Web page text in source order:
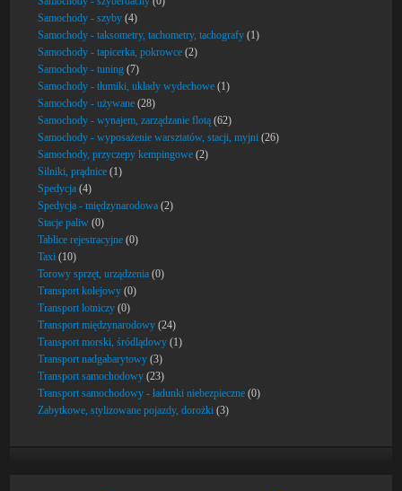
Samochody - szyby (4)
Samochody - taksometry, tachometry, tachografy (1)
Samochody - tapicerka, pokrowce (2)
Samochody - tuning (7)
Samochody - tłumiki, układy wydechowe (1)
Samochody - używane (28)
Samochody - wynajem, zarządzanie flotą (62)
Samochody - wyposażenie warsztatów, stacji, myjni (26)
Samochody, przyczepy kempingowe (2)
Silniki, prądnice (1)
Spedycja (4)
Spedycja - międzynarodowa (2)
Stacje paliw (0)
Tablice rejestracyjne (0)
Taxi (10)
Torowy sprzęt, urządzenia (0)
Transport kolejowy (0)
Transport lotniczy (0)
Transport międzynarodowy (24)
Transport morski, śródlądowy (1)
Transport nadgabarytowy (3)
Transport samochodowy (23)
Transport samochodowy - ładunki niebezpieczne (0)
Zabytkowe, stylizowane pojazdy, dorożki (3)